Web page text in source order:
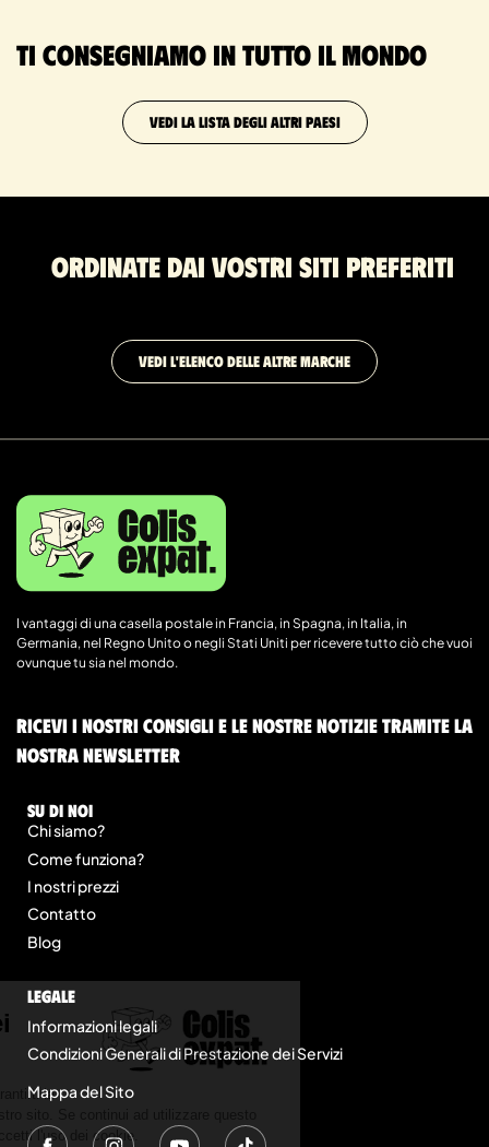
Ti consegniamo in tutto il mondo
VEDI LA LISTA DEGLI ALTRI PAESI
Ordinate dai vostri siti preferiti
VEDI L'ELENCO DELLE ALTRE MARCHE
I vantaggi di una casella postale in Francia, in Spagna, in Italia, in
Germania, nel Regno Unito o negli Stati Uniti per ricevere tutto ciò che vuoi
ovunque tu sia nel mondo.
Ricevi i nostri consigli e le nostre notizie tramite la
nostra newsletter
Su di noi
Chi siamo?
Come funziona?
I nostri prezzi
Contatto
Blog
legale
Informazioni legali
Condizioni Generali di Prestazione dei Servizi
Mappa del Sito